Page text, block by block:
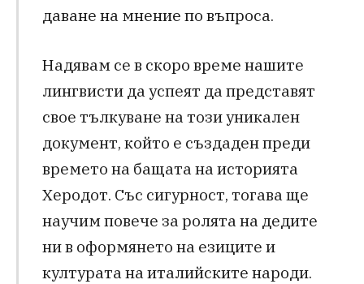
даване на мнение по въпроса.
Надявам се в скоро време нашите
лингвисти да успеят да представят
свое тълкуване на този уникален
документ, който е създаден преди
времето на бащата на историята
Херодот. Със сигурност, тогава ще
научим повече за ролята на дедите
ни в оформянето на езиците и
културата на италийските народи.